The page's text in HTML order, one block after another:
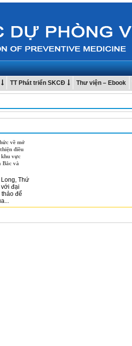
TT Phát triển SKCĐ Thư viện – Ebook
về mở
điều
khu vực
Bắc và
Long, Thứ
đại
để